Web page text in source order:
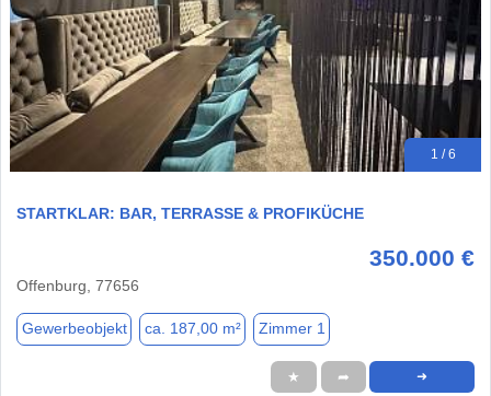
1 / 6
STARTKLAR: BAR, TERRASSE & PROFIKÜCHE
350.000 €
Offenburg, 77656
Gewerbeobjekt ca. 187,00 m² Zimmer 1
★ ➦ ➜